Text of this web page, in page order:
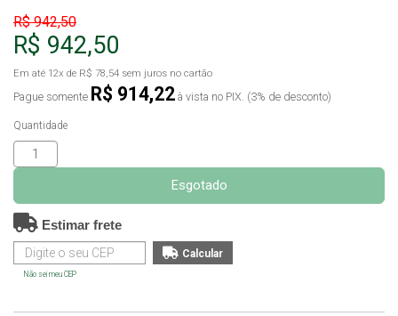
R$ 942,50
R$ 942,50
Em até 12x de R$ 78,54 sem juros no cartão
Pague somente R$ 914,22 à vista no PIX. (3% de desconto)
Quantidade
Esgotado
Estimar frete
Não sei meu CEP